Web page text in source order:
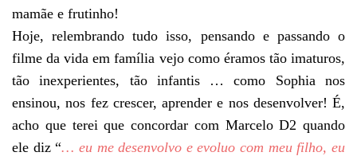
mamãe e frutinho!
Hoje, relembrando tudo isso, pensando e passando o
filme da vida em família vejo como éramos tão imaturos,
tão inexperientes, tão infantis … como Sophia nos
ensinou, nos fez crescer, aprender e nos desenvolver! É,
acho que terei que concordar com Marcelo D2 quando
ele diz “… eu me desenvolvo e evoluo com meu filho, eu